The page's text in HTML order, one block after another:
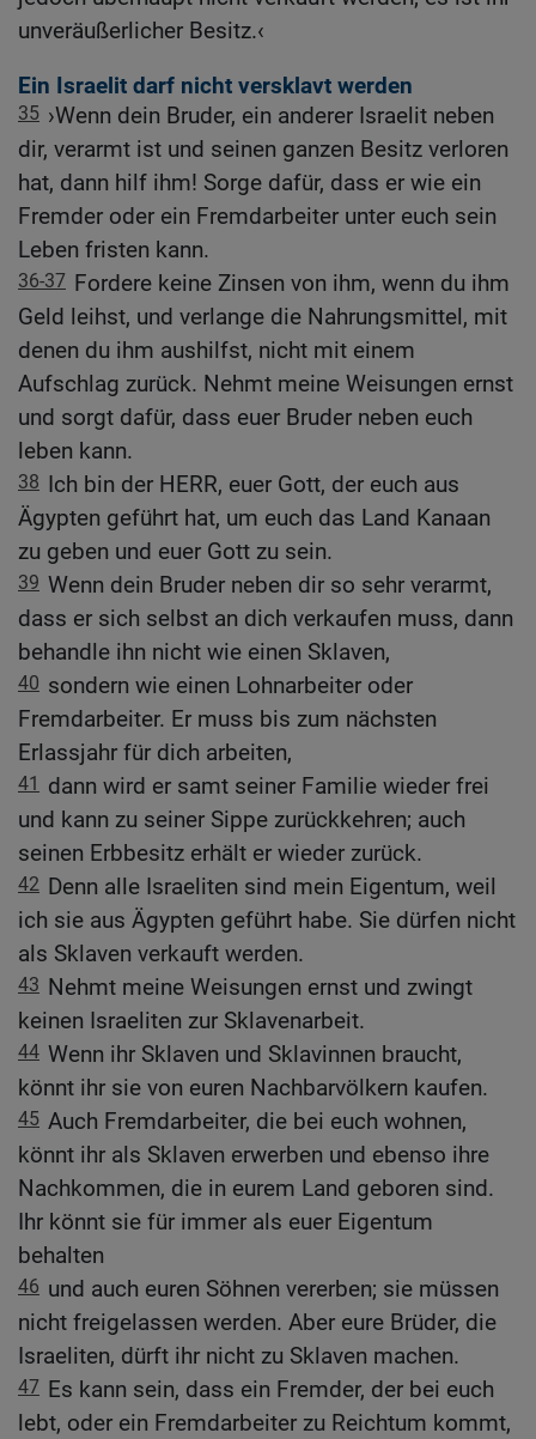
unveräußerlicher Besitz.‹
Ein Israelit darf nicht versklavt werden
35 ›Wenn dein Bruder, ein anderer Israelit neben
dir, verarmt ist und seinen ganzen Besitz verloren
hat, dann hilf ihm! Sorge dafür, dass er wie ein
Fremder oder ein Fremdarbeiter unter euch sein
Leben fristen kann.
36-37 Fordere keine Zinsen von ihm, wenn du ihm
Geld leihst, und verlange die Nahrungsmittel, mit
denen du ihm aushilfst, nicht mit einem
Aufschlag zurück. Nehmt meine Weisungen ernst
und sorgt dafür, dass euer Bruder neben euch
leben kann.
38 Ich bin der HERR, euer Gott, der euch aus
Ägypten geführt hat, um euch das Land Kanaan
zu geben und euer Gott zu sein.
39 Wenn dein Bruder neben dir so sehr verarmt,
dass er sich selbst an dich verkaufen muss, dann
behandle ihn nicht wie einen Sklaven,
40 sondern wie einen Lohnarbeiter oder
Fremdarbeiter. Er muss bis zum nächsten
Erlassjahr für dich arbeiten,
41 dann wird er samt seiner Familie wieder frei
und kann zu seiner Sippe zurückkehren; auch
seinen Erbbesitz erhält er wieder zurück.
42 Denn alle Israeliten sind mein Eigentum, weil
ich sie aus Ägypten geführt habe. Sie dürfen nicht
als Sklaven verkauft werden.
43 Nehmt meine Weisungen ernst und zwingt
keinen Israeliten zur Sklavenarbeit.
44 Wenn ihr Sklaven und Sklavinnen braucht,
könnt ihr sie von euren Nachbarvölkern kaufen.
45 Auch Fremdarbeiter, die bei euch wohnen,
könnt ihr als Sklaven erwerben und ebenso ihre
Nachkommen, die in eurem Land geboren sind.
Ihr könnt sie für immer als euer Eigentum
behalten
46 und auch euren Söhnen vererben; sie müssen
nicht freigelassen werden. Aber eure Brüder, die
Israeliten, dürft ihr nicht zu Sklaven machen.
47 Es kann sein, dass ein Fremder, der bei euch
lebt, oder ein Fremdarbeiter zu Reichtum kommt,